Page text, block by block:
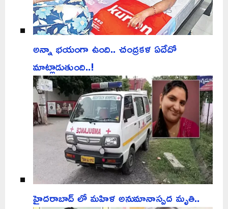
అన్నా భయంగా ఉంది.. చంద్రకళ ఏదేదో
మాట్లాడుతుంది..!
హైదరాబాద్ లో మహిళ అనుమానాస్పద మృతి..